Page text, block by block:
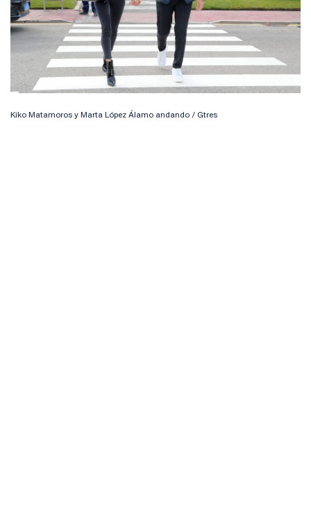
Kiko Matamoros y Marta López Álamo andando / Gtres